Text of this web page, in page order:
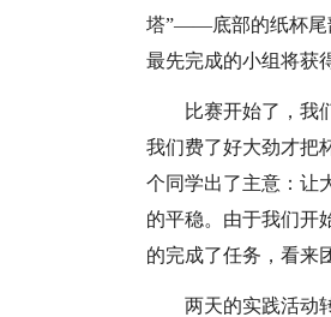
塔”——底部的纸杯尾
最先完成的小组将获
比赛开始了，我
我们费了好大劲才把
个同学出了主意：让
的平稳。由于我们开
的完成了任务，看来
两天的实践活动